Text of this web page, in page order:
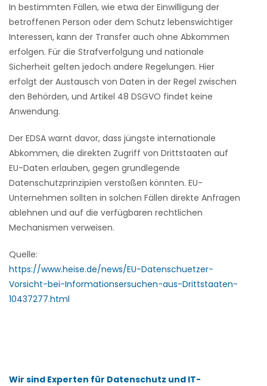
In bestimmten Fällen, wie etwa der Einwilligung der
betroffenen Person oder dem Schutz lebenswichtiger
Interessen, kann der Transfer auch ohne Abkommen
erfolgen. Für die Strafverfolgung und nationale
Sicherheit gelten jedoch andere Regelungen. Hier
erfolgt der Austausch von Daten in der Regel zwischen
den Behörden, und Artikel 48 DSGVO findet keine
Anwendung.
Der EDSA warnt davor, dass jüngste internationale
Abkommen, die direkten Zugriff von Drittstaaten auf
EU-Daten erlauben, gegen grundlegende
Datenschutzprinzipien verstoßen könnten. EU-
Unternehmen sollten in solchen Fällen direkte Anfragen
ablehnen und auf die verfügbaren rechtlichen
Mechanismen verweisen.
Quelle:
https://www.heise.de/news/EU-Datenschuetzer-
Vorsicht-bei-Informationsersuchen-aus-Drittstaaten-
10437277.html
Wir sind Experten für Datenschutz und IT-